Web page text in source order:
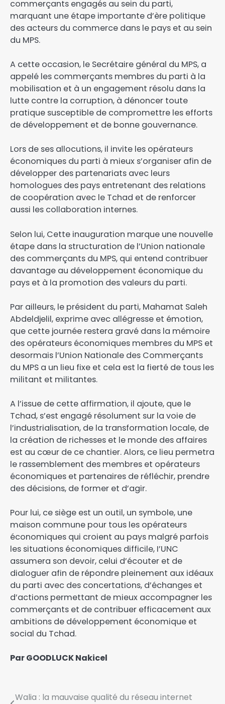
commerçants engagés au sein du parti,
marquant une étape importante d’ère politique
des acteurs du commerce dans le pays et au sein
du MPS.
A cette occasion, le Secrétaire général du MPS, a
appelé les commerçants membres du parti à la
mobilisation et à un engagement résolu dans la
lutte contre la corruption, à dénoncer toute
pratique susceptible de compromettre les efforts
de développement et de bonne gouvernance.
Lors de ses allocutions, il invite les opérateurs
économiques du parti à mieux s’organiser afin de
développer des partenariats avec leurs
homologues des pays entretenant des relations
de coopération avec le Tchad et de renforcer
aussi les collaboration internes.
Selon lui, Cette inauguration marque une nouvelle
étape dans la structuration de l’Union nationale
des commerçants du MPS, qui entend contribuer
davantage au développement économique du
pays et à la promotion des valeurs du parti.
Par ailleurs, le président du parti, Mahamat Saleh
Abdeldjelil, exprime avec allégresse et émotion,
que cette journée restera gravé dans la mémoire
des opérateurs économiques membres du MPS et
desormais l’Union Nationale des Commerçants
du MPS a un lieu fixe et cela est la fierté de tous les
militant et militantes.
A l’issue de cette affirmation, il ajoute, que le
Tchad, s’est engagé résolument sur la voie de
l’industrialisation, de la transformation locale, de
la création de richesses et le monde des affaires
est au cœur de ce chantier. Alors, ce lieu permetra
le rassemblement des membres et opérateurs
économiques et partenaires de réfléchir, prendre
des décisions, de former et d’agir.
Pour lui, ce siège est un outil, un symbole, une
maison commune pour tous les opérateurs
économiques qui croient au pays malgré parfois
les situations économiques difficile, I’UNC
assumera son devoir, celui d’écouter et de
dialoguer afin de répondre pleinement aux idéaux
du parti avec des concertations, d’échanges et
d’actions permettant de mieux accompagner les
commerçants et de contribuer efficacement aux
ambitions de développement économique et
social du Tchad.
Par GOODLUCK Nakicel
Walia : la mauvaise qualité du réseau internet